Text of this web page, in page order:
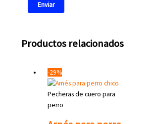
Productos relacionados
-29%
Pecheras de cuero para
perro